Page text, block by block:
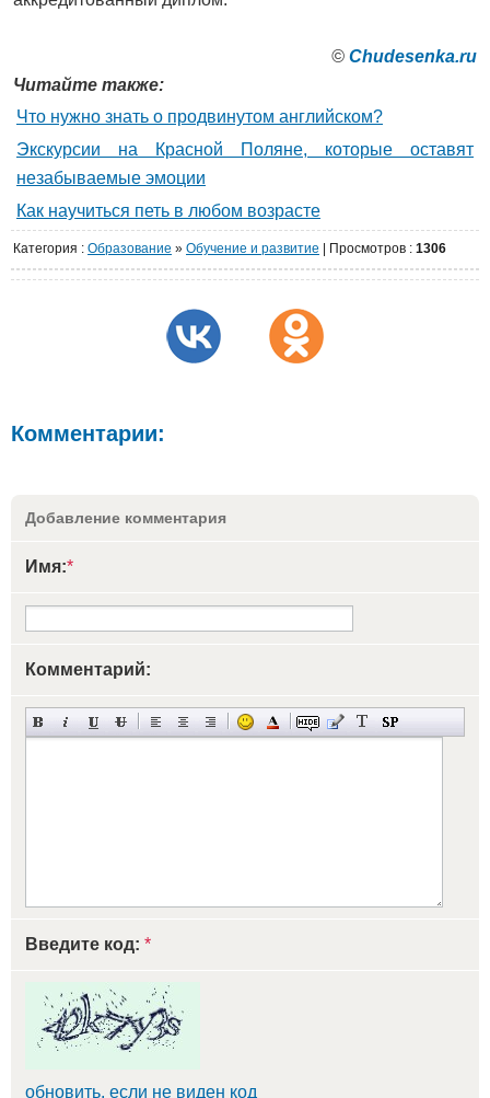
© Сhudesenka.ru
Читайте также:
Что нужно знать о продвинутом английском?
Экскурсии на Красной Поляне, которые оставят
незабываемые эмоции
Как научиться петь в любом возрасте
Категория : Образование » Обучение и развитие Просмотров : 1306
Комментарии:
Добавление комментария
Имя:*
Комментарий:
Введите код: *
обновить, если не виден код